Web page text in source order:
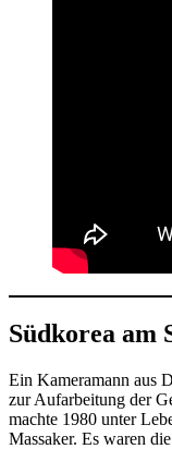
Südkorea am
Ein Kameramann aus
zur Aufarbeitung der
machte 1980 unter
Massaker. Es waren